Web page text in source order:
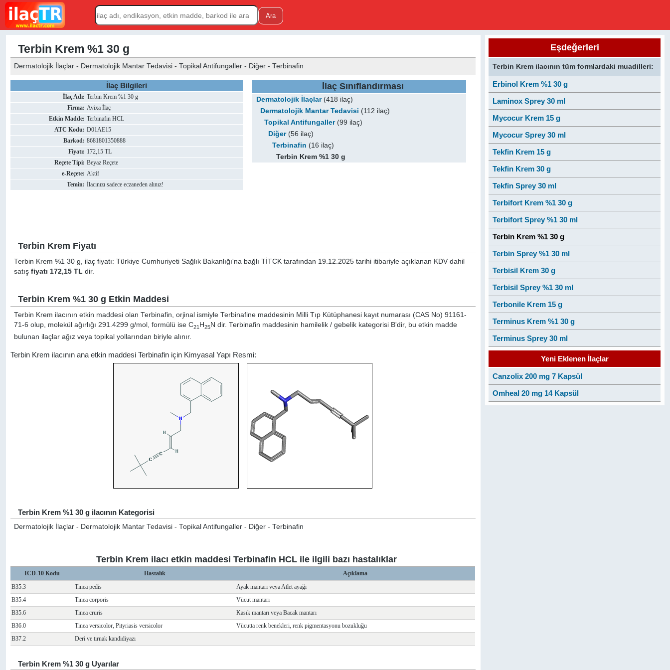
Terbin Krem %1 30 g
Dermatolojik İlaçlar - Dermatolojik Mantar Tedavisi - Topikal Antifungaller - Diğer - Terbinafin
İlaç Bilgileri
İlaç Adı: Terbin Krem %1 30 g
Firma: Avixa İlaç
Etkin Madde: Terbinafin HCL
ATC Kodu: D01AE15
Barkod: 8681801350888
Fiyatı: 172,15 TL
Reçete Tipi: Beyaz Reçete
e-Reçete: Aktif
Temin: İlacınızı sadece eczaneden alınız!
İlaç Sınıflandırması
Dermatolojik İlaçlar(418 ilaç)
Dermatolojik Mantar Tedavisi (112 ilaç)
Topikal Antifungaller(99 ilaç)
Diğer(56 ilaç)
Terbinafin (16 ilaç)
Terbin Krem %1 30 g
Terbin Krem Fiyatı
Terbin Krem %1 30 g, ilaç fiyatı: Türkiye Cumhuriyeti Sağlık Bakanlığı'na bağlı TİTCK tarafından 19.12.2025 tarihi itibariyle açıklanan KDV dahil
satışfiyatı 172,15 TL dir.
Terbin Krem %1 30 g Etkin Maddesi
Terbin Krem ilacının etkin maddesi olan Terbinafin, orjinal ismiyleTerbinafine maddesinin Milli Tıp Kütüphanesi kayıt numarası (CAS No) 91161-
71-6 olup, molekül ağırlığı 291.4299 g/mol, formülü ise C21 H25N dir. Terbinafin maddesinin hamilelik / gebelik kategorisi B'dir, bu etkin madde
bulunan ilaçlar ağız veya topikal yollarından biriyle alınır.
Terbin Krem ilacının ana etkin maddesi Terbinafin için Kimyasal Yapı Resmi:
Terbin Krem %1 30 g ilacının Kategorisi
Dermatolojik İlaçlar - Dermatolojik Mantar Tedavisi - Topikal Antifungaller - Diğer - Terbinafin
Terbin Krem ilacı etkin maddesi Terbinafin HCL ile ilgili bazı hastalıklar
ICD-10 Kodu Hastalık
Açıklama
B35.3
Tinea pedis
Ayak mantarı veya Atlet ayağı
B35.4
Tinea corporis
Vücut mantarı
B35.6
Tinea cruris
Kasık mantarı veya Bacak mantarı
B36.0
Tinea versicolor, Pityriasis versicolor
Vücutta renk benekleri, renk pigmentasyonu bozukluğu
B37.2
Deri ve tırnak kandidiyazı
Terbin Krem %1 30 g Uyarılar
Eşdeğerleri
Terbin Krem ilacının tüm formlardaki muadilleri:
Erbinol Krem %1 30 g
Laminox Sprey 30 ml
Mycocur Krem 15 g
Mycocur Sprey 30 ml
Tekfin Krem 15 g
Tekfin Krem 30 g
Tekfin Sprey 30 ml
Terbifort Krem %1 30 g
Terbifort Sprey %1 30 ml
Terbin Krem %1 30 g
Terbin Sprey %1 30 ml
Terbisil Krem 30 g
Terbisil Sprey %1 30 ml
Terbonile Krem 15 g
Terminus Krem %1 30 g
Terminus Sprey 30 ml
Yeni Eklenen İlaçlar
Canzolix 200 mg 7 Kapsül
Omheal 20 mg 14 Kapsül